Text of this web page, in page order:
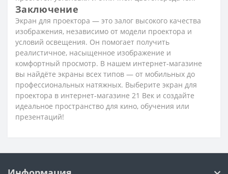
Заключение
Экран для проектора — это залог высокого качества
изображения, независимо от модели проектора и
условий освещения. Он помогает получить
реалистичное, насыщенное изображение и
комфортный просмотр. В нашем интернет-магазине
вы найдёте экраны всех типов — от мобильных до
профессиональных натяжных. Выберите экран для
проектора в интернет-магазине 21 Век и создайте
идеальное пространство для кино, обучения или
презентаций!